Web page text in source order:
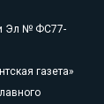
Эл № ФС77-
газета»